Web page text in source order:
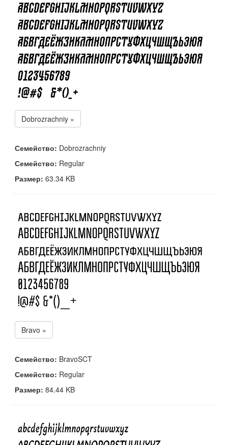
Dobrozrachniy »
Семейство: Dobrozrachniy
Семейство: Regular
Размер: 63.34 KB
Bravo »
Семейство: BravoSCT
Семейство: Regular
Размер: 84.44 KB